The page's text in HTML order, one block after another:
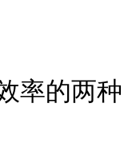
率的两种